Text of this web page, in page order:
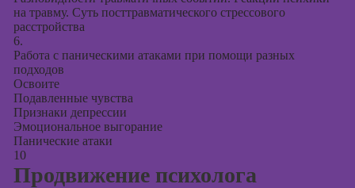
на травму. Суть посттравматического стрессового
расстройства
6.
Работа с паническими атаками при помощи разных
подходов
Освоите
Подавленные чувства
Признаки депрессии
Эмоциональное выгорание
Панические атаки
10
Продвижение психолога